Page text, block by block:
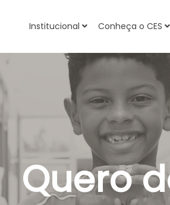
Institucional Conheça o CES
Quero